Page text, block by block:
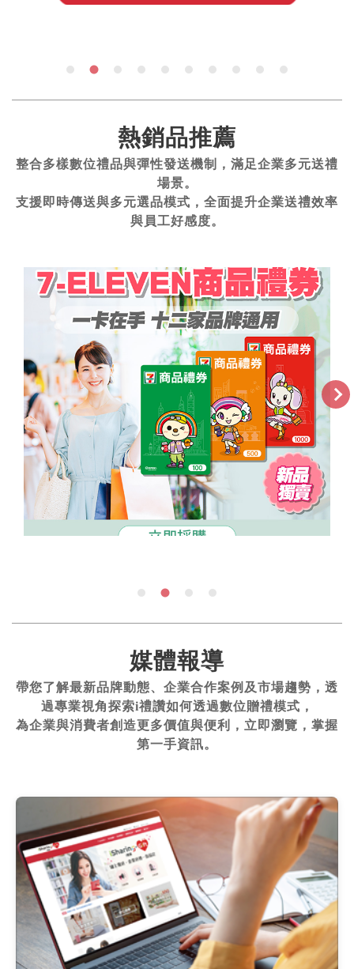
熱銷品推薦
整合多樣數位禮品與彈性發送機制，滿足企業多元送禮
場景。
支援即時傳送與多元選品模式，全面提升企業送禮效率
與員工好感度。
媒體報導
帶您了解最新品牌動態、企業合作案例及市場趨勢，透
過專業視角探索i禮讚如何透過數位贈禮模式，
為企業與消費者創造更多價值與便利，立即瀏覽，掌握
第一手資訊。